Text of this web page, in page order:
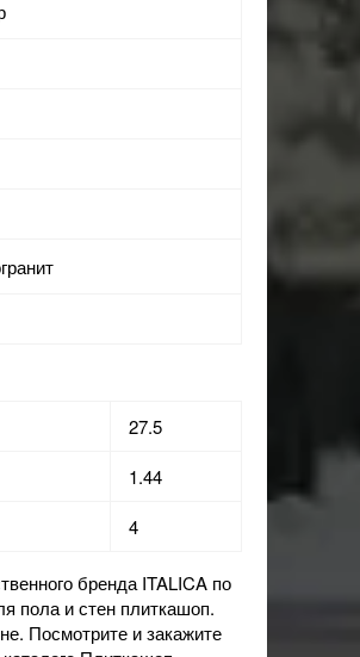
27.5
1.44
4
бренда ITALICA по
пола и стен плиткашоп.
Посмотрите и закажите